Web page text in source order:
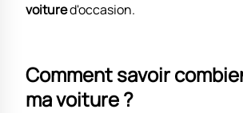
voitured'occasion.
Comment savoir
ma voiture ?